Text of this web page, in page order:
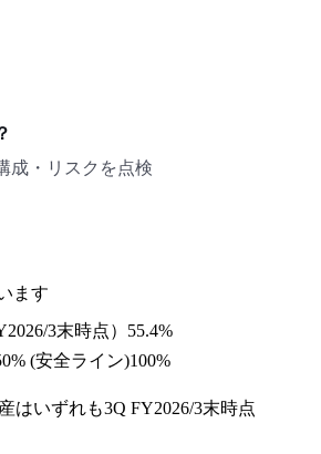
成・リスクを点検
ます
3末時点） 55.4%
% (安全ライン)100%
はいずれも3Q FY2026/3末時点